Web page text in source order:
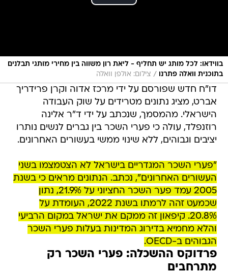
בווידאו: לכל מותג יש תחליף - ליאת רון משווה בין מחירי מותגי תבלנים
בתוכנית וואלה פתרנו
/ צילום: אולפן וואלה
דו"ח חדש שפורסם על ידי מרכז אדוה וקרן פרידריך
אברט, מציג נתונים מטרידים על שוק העבודה
הישראלי. מהמסמך, שנכתב על ידי ד"ר אלינה
רוזנפלד, עולה כי פערי השכר בין גברים לנשים נותרו
יציבים וגבוהים, ללא שינוי ממשי בעשורים האחרונים.
"פערי השכר המגדריים בישראל לא הצטמצמו בשני
העשורים האחרונים", נכתב. הנתונים מראים כי בשנת
2005 עמד פער השכר החציוני על 21.9%, נתון
שכמעט זהה לרמתו בשנת 2022, העומדת על
20.8%. קיפאון זה ממקם את ישראל במקום הרביעי
והלא מחמיא בדירוג המדינות בעלות פערי השכר
הגבוהים ב-OECD.
פרדוקס ההשכלה: פערי השכר רק
מתרחבים